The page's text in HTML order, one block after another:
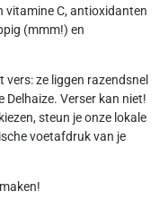
vitamine C, antioxidanten
(mmm!) en
ze liggen razendsnel
Delhaize. Verser kan niet!
steun je onze lokale
voetafdruk van je